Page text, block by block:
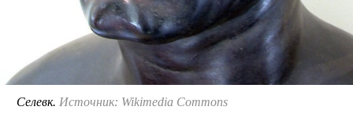
Селевк. Источник: Wikimedia Commons